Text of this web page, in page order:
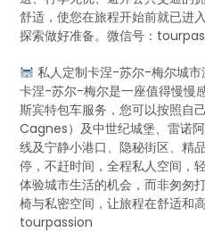
舒适，使您在旅程开始前就已进
探索做好准备。微信号：
私人定制卡涅-苏尔-梅尔城市
卡涅-苏尔-梅尔是一座值得慢慢
斯宾特包车服务，您可以按照
Cagnes）及中世纪城堡、雷诺
线及宁静小港口、隐秘街区、精
停，不赶时间，全程私人空间，
体验城市生活的机会，而非匆匆
椅与私密空间，让旅程在舒适和
tourpassion